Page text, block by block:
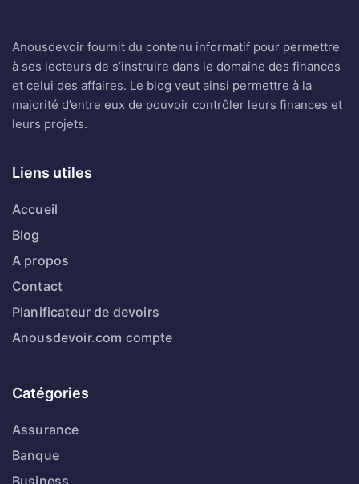
Anousdevoir fournit du contenu informatif pour permettre
à ses lecteurs de s’instruire dans le domaine des finances
et celui des affaires. Le blog veut ainsi permettre à la
majorité d’entre eux de pouvoir contrôler leurs finances et
leurs projets.
Liens utiles
Accueil
Blog
A propos
Contact
Planificateur de devoirs
Anousdevoir.com compte
Catégories
Assurance
Banque
Business